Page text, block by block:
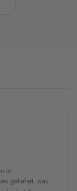
in
geliefert, was